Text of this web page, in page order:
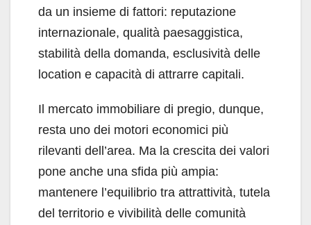
da un insieme di fattori: reputazione
internazionale, qualità paesaggistica,
stabilità della domanda, esclusività delle
location e capacità di attrarre capitali.
Il mercato immobiliare di pregio, dunque,
resta uno dei motori economici più
rilevanti dell’area. Ma la crescita dei valori
pone anche una sfida più ampia:
mantenere l’equilibrio tra attrattività, tutela
del territorio e vivibilità delle comunità